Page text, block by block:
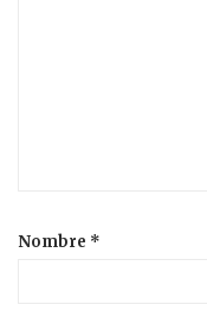
Nombre *